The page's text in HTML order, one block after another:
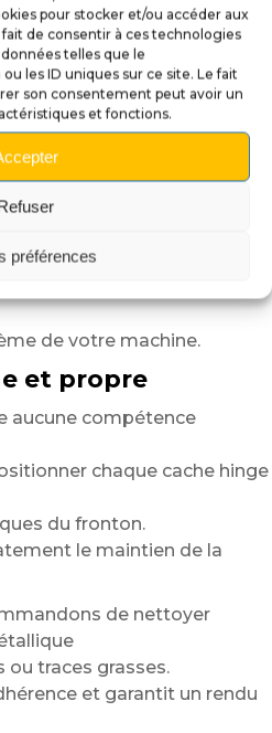
pour stocker et/ou accéder aux
de consentir à ces technologies
telles que le
les ID uniques sur ce site. Le fait
son consentement peut avoir un
et fonctions.
préférences
couleurs vibrantes.
aux frottements, aux
liés à l’entretien du
intégré, les cache hinges
repositionner ou les
de votre machine.
et propre
aucune compétence
chaque cache hinge
du fronton.
le maintien de la
de nettoyer
ou traces grasses.
et garantit un rendu